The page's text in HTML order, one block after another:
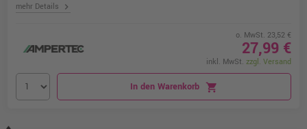
mehr Details chevron_right
o. MwSt. 23,52 €
27,99 €
inkl. MwSt. zzgl. Versand
In den Warenkorb shopping_cart